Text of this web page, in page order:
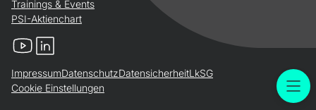
Trainings & Events
PSI-Aktienchart
YouTubeLinkedIn
ImpressumDatenschutzDatensicherheitLkSG
Cookie Einstellungen